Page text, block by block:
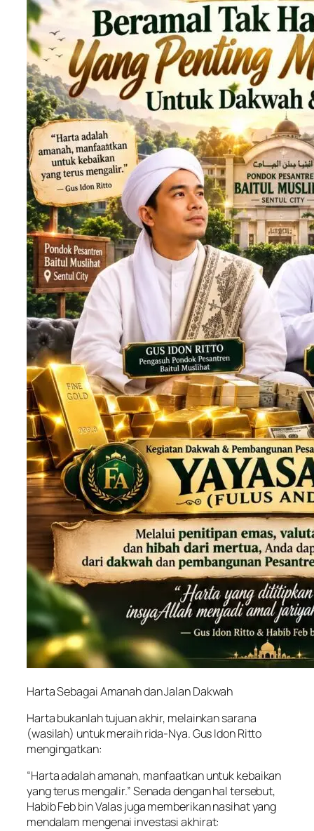
Harta Sebagai Amanah dan Jalan Dakwah
Harta bukanlah tujuan akhir, melainkan sarana
(wasilah) untuk meraih rida-Nya. Gus Idon Ritto
mengingatkan:
“Harta adalah amanah, manfaatkan untuk kebaikan
yang terus mengalir.” Senada dengan hal tersebut,
Habib Feb bin Valas juga memberikan nasihat yang
mendalam mengenai investasi akhirat: